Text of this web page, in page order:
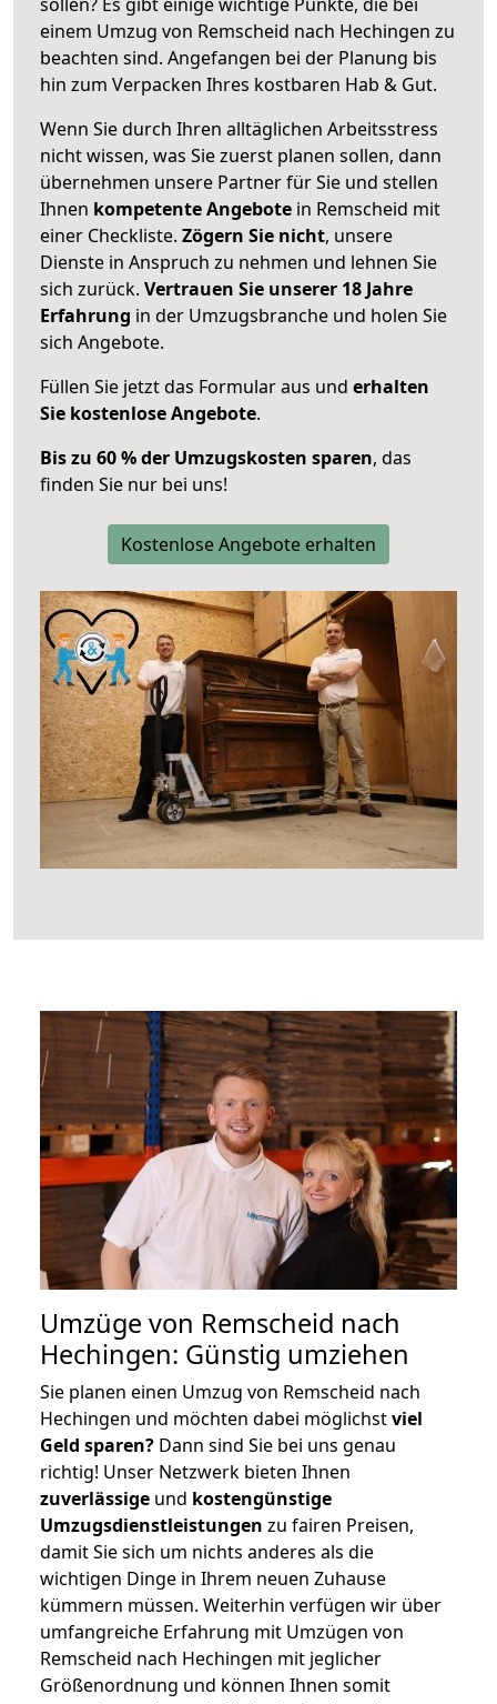
einem Umzug von Remscheid nach Hechingen zu
beachten sind. Angefangen bei der Planung bis
hin zum Verpacken Ihres kostbaren Hab & Gut.
Wenn Sie durch Ihren alltäglichen Arbeitsstress
nicht wissen, was Sie zuerst planen sollen, dann
übernehmen unsere Partner für Sie und stellen
Ihnen kompetente Angebote in Remscheid mit
einer Checkliste. Zögern Sie nicht, unsere
Dienste in Anspruch zu nehmen und lehnen Sie
sich zurück. Vertrauen Sie unserer 18 Jahre
Erfahrung in der Umzugsbranche und holen Sie
sich Angebote.
Füllen Sie jetzt das Formular aus und erhalten
Sie kostenlose Angebote.
Bis zu 60 % der Umzugskosten sparen, das
finden Sie nur bei uns!
Kostenlose Angebote erhalten
Umzüge von Remscheid nach
Hechingen: Günstig umziehen
Sie planen einen Umzug von Remscheid nach
Hechingen und möchten dabei möglichstviel
Geld sparen? Dann sind Sie bei uns genau
richtig! Unser Netzwerk bieten Ihnen
zuverlässige und kostengünstige
Umzugsdienstleistungen zu fairen Preisen,
damit Sie sich um nichts anderes als die
wichtigen Dinge in Ihrem neuen Zuhause
kümmern müssen. Weiterhin verfügen wir über
umfangreiche Erfahrung mit Umzügen von
Remscheid nach Hechingen mit jeglicher
Größenordnung und können Ihnen somit